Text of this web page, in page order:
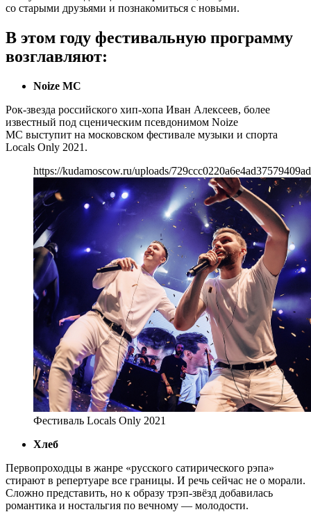
со старыми друзьями и познакомиться с новыми.
В этом году фестивальную программу
возглавляют:
Noize MC
Рок-звезда российского хип-хопа Иван Алексеев, более
известный под сценическим псевдонимом Noize
MC выступит на московском фестивале музыки и спорта
Locals Only 2021.
https://kudamoscow.ru/uploads/
Фестиваль Locals Only 2021
Хлеб
Первопроходцы в жанре «русского сатирического рэпа»
стирают в репертуаре все границы. И речь сейчас не о морали.
Сложно представить, но к образу трэп-звёзд добавилась
романтика и ностальгия по вечному — молодости.